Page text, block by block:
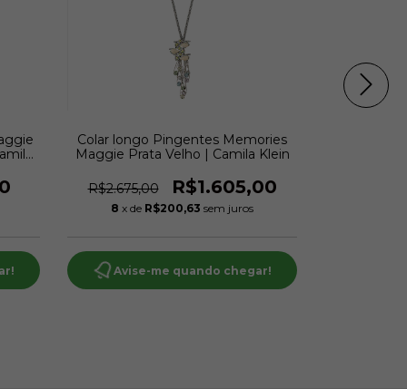
Colar longo Pingentes Memories
Maggie Prata Velho | Camila Klein
R$2.675,00 R$1.605,00
8 x de R$200,63 sem juros
Avise-me quando chegar!